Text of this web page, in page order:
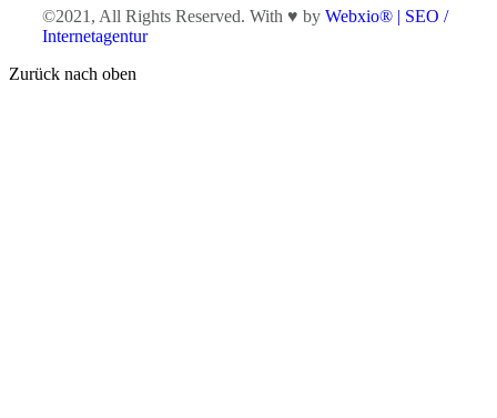
©2021, All Rights Reserved. With ♥ by Webxio® | SEO /
Internetagentur
Zurück nach oben